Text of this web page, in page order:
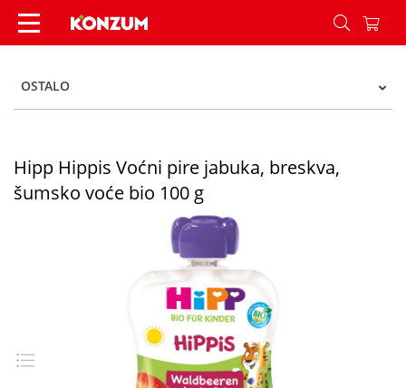
Hipp Hippis Voćni pire jabuka, breskva, šumsko
OSTALO
Hipp Hippis Voćni pire jabuka, breskva,
šumsko voće bio 100 g